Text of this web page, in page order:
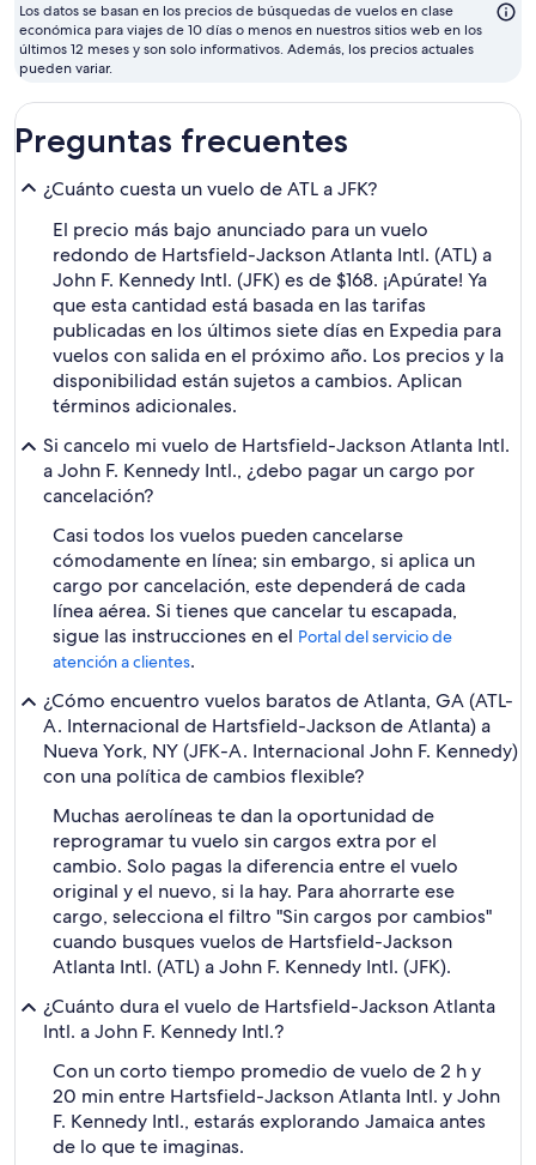
Los datos se basan en los precios de búsquedas de vuelos en clase
económica para viajes de 10 días o menos en nuestros sitios web en los
últimos 12 meses y son solo informativos. Además, los precios actuales
pueden variar.
Preguntas frecuentes
¿Cuánto cuesta un vuelo de ATL a JFK?
El precio más bajo anunciado para un vuelo
redondo de Hartsfield-Jackson Atlanta Intl. (ATL) a
John F. Kennedy Intl. (JFK) es de $168. ¡Apúrate! Ya
que esta cantidad está basada en las tarifas
publicadas en los últimos siete días en Expedia para
vuelos con salida en el próximo año. Los precios y la
disponibilidad están sujetos a cambios. Aplican
términos adicionales.
Si cancelo mi vuelo de Hartsfield-Jackson Atlanta Intl.
a John F. Kennedy Intl., ¿debo pagar un cargo por
cancelación?
Casi todos los vuelos pueden cancelarse
cómodamente en línea; sin embargo, si aplica un
cargo por cancelación, este dependerá de cada
línea aérea. Si tienes que cancelar tu escapada,
sigue las instrucciones en el Portal del servicio de
atención a clientes.
¿Cómo encuentro vuelos baratos de Atlanta, GA (ATL-
A. Internacional de Hartsfield-Jackson de Atlanta) a
Nueva York, NY (JFK-A. Internacional John F. Kennedy)
con una política de cambios flexible?
Muchas aerolíneas te dan la oportunidad de
reprogramar tu vuelo sin cargos extra por el
cambio. Solo pagas la diferencia entre el vuelo
original y el nuevo, si la hay. Para ahorrarte ese
cargo, selecciona el filtro "Sin cargos por cambios"
cuando busques vuelos de Hartsfield-Jackson
Atlanta Intl. (ATL) a John F. Kennedy Intl. (JFK).
¿Cuánto dura el vuelo de Hartsfield-Jackson Atlanta
Intl. a John F. Kennedy Intl.?
Con un corto tiempo promedio de vuelo de 2 h y
20 min entre Hartsfield-Jackson Atlanta Intl. y John
F. Kennedy Intl., estarás explorando Jamaica antes
de lo que te imaginas.